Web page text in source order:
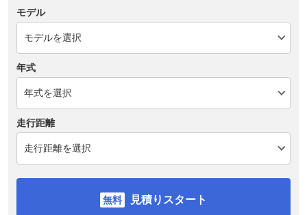
モデル
年式
走行距離
見積りスタート